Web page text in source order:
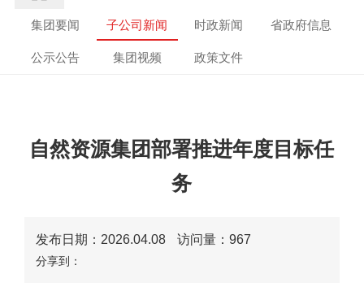
集团要闻 子公司新闻 时政新闻 省政府信息
公示公告 集团视频 政策文件
自然资源集团部署推进年度目标任
务
发布日期：2026.04.08 访问量：967
分享到：